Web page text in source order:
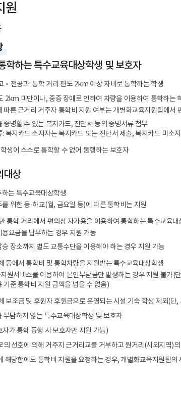
보교육
건·영양교육
육
춤통합지원체계 구축
안전 관리 및 사고 예방
대외업무
각종 매뉴얼
계약
학교
원
학하는 특수교육대상학생 및 보호자
전공과: 통학 거리 편도 2km 이상 자비로 통학하는 학생
2km 미만이나, 중증 장애로 인하여 차량을 이용하여 통학하는
따른 근거리 거주자 통학비 지원 여부는 개별화교육지원팀에서
증명할 수 있는 복지카드, 진단서 등의 증빙서류 첨부
복지카드 소지자는 복지카드 또는 진단서 제출, 복지카드 미소
생이 스스로 통학할 수 없어 동행하는 보호자
대상
는 특수교육대상학생
위한 등·하교(월, 금요일 등)에 따른 통학비는 지원
통학 거리에서 편의상 자가용을 이용하여 통학하는 특수교육대
용요금을 납부하는 경우 지원 가능
승 장소까지 별도 교통수단을 이용해야 하는 경우 지원 가능
등에서 통학비 및 통학차량을 지원받는 특수교육대상학생
원서비스를 이용하여 본인부담금만 발생하는 경우 지원 불가
기준 통학비 지원 금액을 넘을 수 없음)
보조금 및 후원자 후원금으로 운영되는 시설 기숙 학생 제외(
부담하지 않는 특수교육대상학생 및 보호자
자가 통학 동행 시 보호자만 지원 가능)
의 선호에 의해 거주지 근거리교를 거부하고 원거리(시외지역)
해당함에도 통학비 지원을 요청하는 경우, 개별화교육지원팀